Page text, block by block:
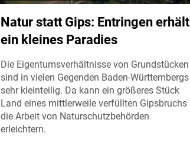
Natur statt Gips: Entringen erhält
ein kleines Paradies
Die Eigentumsverhältnisse von Grundstücken
sind in vielen Gegenden Baden-Württembergs
sehr kleinteilig. Da kann ein größeres Stück
Land eines mittlerweile verfüllten Gipsbruchs
die Arbeit von Naturschutzbehörden
erleichtern.